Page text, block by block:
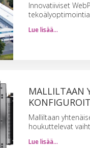
Innovatiiviset
Lue lisää…
MALLILTAAN
Malliltaan
houkuttelevat
Lue lisää…